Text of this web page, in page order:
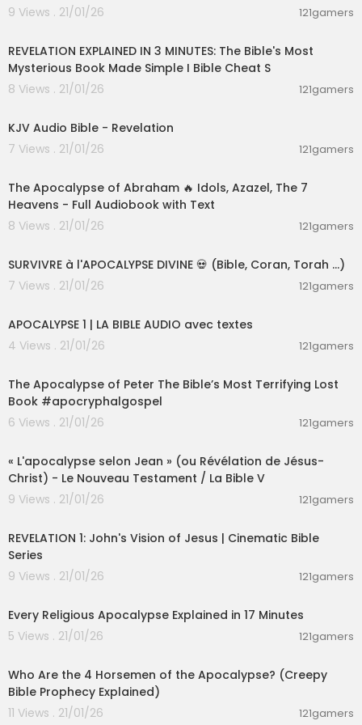
9 Views . 21/01/26
121gamers
REVELATION EXPLAINED IN 3 MINUTES: The Bible's Most
Mysterious Book Made Simple I Bible Cheat S
8 Views . 21/01/26
121gamers
KJV Audio Bible - Revelation
7 Views . 21/01/26
121gamers
The Apocalypse of Abraham 🔥 Idols, Azazel, The 7
Heavens - Full Audiobook with Text
8 Views . 21/01/26
121gamers
SURVIVRE à l'APOCALYPSE DIVINE 💀 (Bible, Coran, Torah ...)
7 Views . 21/01/26
121gamers
APOCALYPSE 1 | LA BIBLE AUDIO avec textes
4 Views . 21/01/26
121gamers
The Apocalypse of Peter The Bible’s Most Terrifying Lost
Book #apocryphalgospel
6 Views . 21/01/26
121gamers
« L'apocalypse selon Jean » (ou Révélation de Jésus-
Christ) - Le Nouveau Testament / La Bible V
9 Views . 21/01/26
121gamers
REVELATION 1: John's Vision of Jesus | Cinematic Bible
Series
9 Views . 21/01/26
121gamers
Every Religious Apocalypse Explained in 17 Minutes
5 Views . 21/01/26
121gamers
Who Are the 4 Horsemen of the Apocalypse? (Creepy
Bible Prophecy Explained)
11 Views . 21/01/26
121gamers